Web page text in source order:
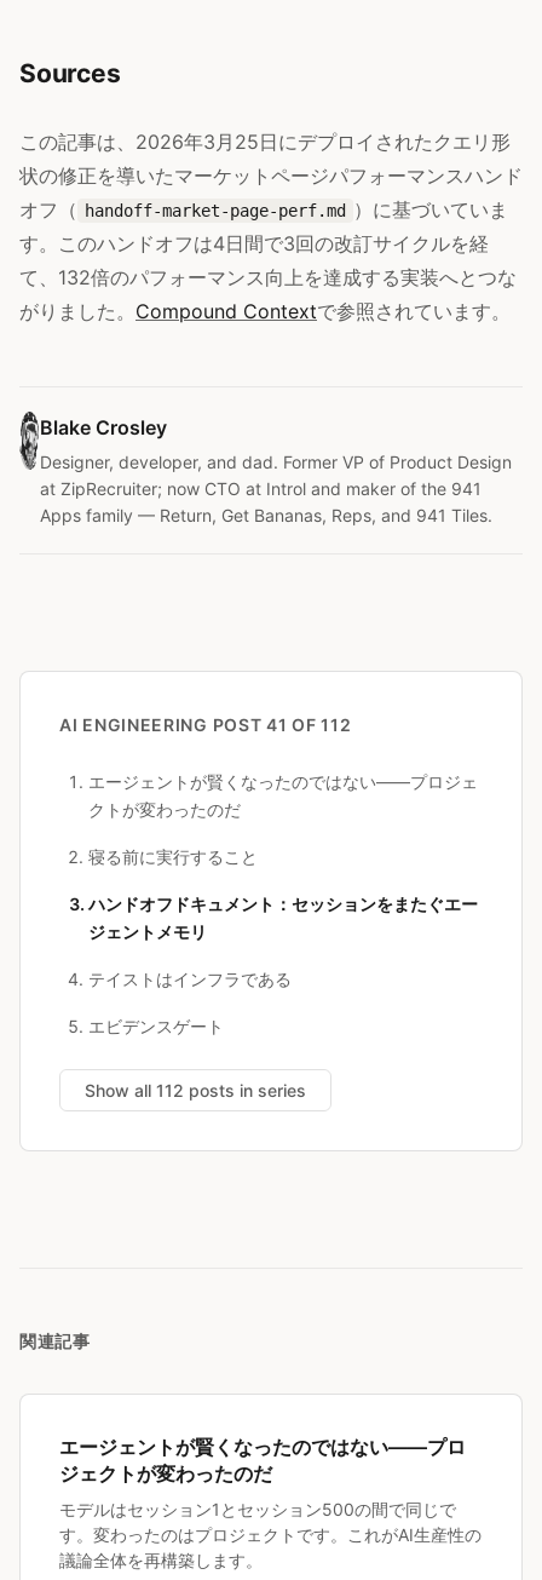
Sources
この記事は、2026年3月25日にデプロイされたクエリ形
状の修正を導いたマーケットページパフォーマンスハンド
オフ（
handoff-market-page-perf.md
）に基づいていま
す。このハンドオフは4日間で3回の改訂サイクルを経
て、132倍のパフォーマンス向上を達成する実装へとつな
がりました。 Compound Contextで参照されています。
Blake Crosley
Designer, developer, and dad. Former VP of Product Design
at ZipRecruiter; now CTO at Introl and maker of the 941
Apps family — Return, Get Bananas, Reps, and 941 Tiles.
AI ENGINEERING POST 41 OF 112
エージェントが賢くなったのではない――プロジェ
クトが変わったのだ
寝る前に実行すること
ハンドオフドキュメント：セッションをまたぐエー
ジェントメモリ
テイストはインフラである
エビデンスゲート
Show all 112 posts in series
関連記事
エージェントが賢くなったのではない――プロ
ジェクトが変わったのだ
モデルはセッション1とセッション500の間で同じで
す。変わったのはプロジェクトです。これがAI生産性の
議論全体を再構築します。